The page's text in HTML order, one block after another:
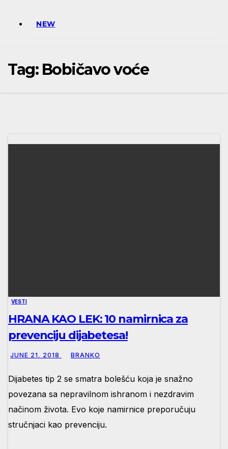
NEW
Tag: Bobičavo voće
VESTI
HRANA KAO LEK: 10 namirnica za
prevenciju dijabetesa!
JUNE 21, 2018 BRANKO
Dijabetes tip 2 se smatra bolešću koja je snažno
povezana sa nepravilnom ishranom i nezdravim
načinom života. Evo koje namirnice preporučuju
stručnjaci kao prevenciju.